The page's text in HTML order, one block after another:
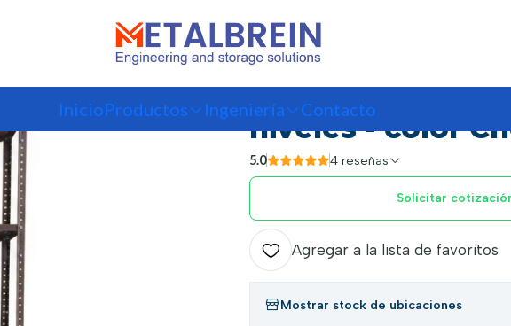
InicioProductos Ingeniería Contacto
Estante Metálico
niveles - color
5.0 4 reseñas
Solicitar
Agregar a la lista de favoritos
Mostrar stock de ubicaciones